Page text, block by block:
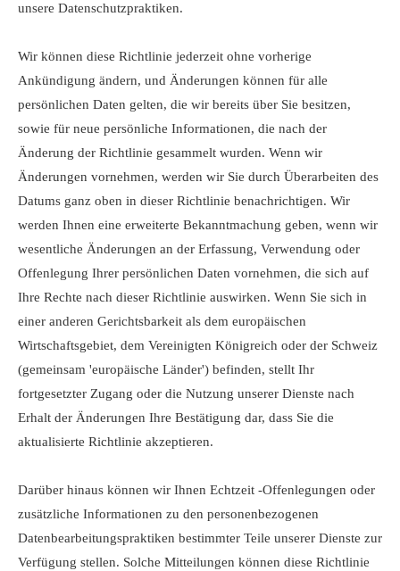
unsere Datenschutzpraktiken.
Wir können diese Richtlinie jederzeit ohne vorherige
Ankündigung ändern, und Änderungen können für alle
persönlichen Daten gelten, die wir bereits über Sie besitzen,
sowie für neue persönliche Informationen, die nach der
Änderung der Richtlinie gesammelt wurden. Wenn wir
Änderungen vornehmen, werden wir Sie durch Überarbeiten des
Datums ganz oben in dieser Richtlinie benachrichtigen. Wir
werden Ihnen eine erweiterte Bekanntmachung geben, wenn wir
wesentliche Änderungen an der Erfassung, Verwendung oder
Offenlegung Ihrer persönlichen Daten vornehmen, die sich auf
Ihre Rechte nach dieser Richtlinie auswirken. Wenn Sie sich in
einer anderen Gerichtsbarkeit als dem europäischen
Wirtschaftsgebiet, dem Vereinigten Königreich oder der Schweiz
(gemeinsam 'europäische Länder') befinden, stellt Ihr
fortgesetzter Zugang oder die Nutzung unserer Dienste nach
Erhalt der Änderungen Ihre Bestätigung dar, dass Sie die
aktualisierte Richtlinie akzeptieren.
Darüber hinaus können wir Ihnen Echtzeit -Offenlegungen oder
zusätzliche Informationen zu den personenbezogenen
Datenbearbeitungspraktiken bestimmter Teile unserer Dienste zur
Verfügung stellen. Solche Mitteilungen können diese Richtlinie